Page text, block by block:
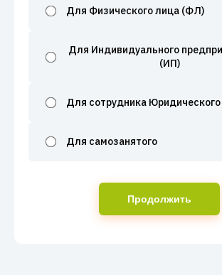
Для Физического лица (ФЛ)
Для Индивидуального
(ИП)
Для сотрудника
Для самозанятого
Продолжить